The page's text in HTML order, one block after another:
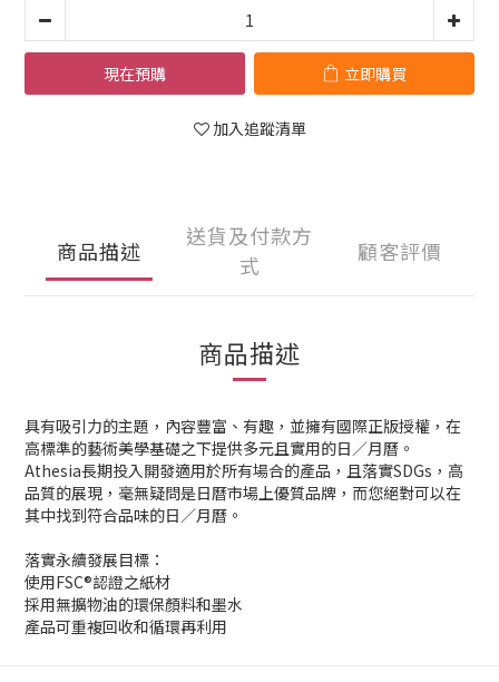
現在預購 立即購買
加入追蹤清單
商品描述
送貨及付款方
式
顧客評價
商品描述
具有吸引力的主題，內容豐富、有趣，並擁有國際正版授權，在
高標準的藝術美學基礎之下提供多元且實用的日／月曆。
Athesia長期投入開發適用於所有場合的產品，且落實SDGs，高
品質的展現，毫無疑問是日曆市場上優質品牌，而您絕對可以在
其中找到符合品味的日／月曆。
落實永續發展目標：
使用FSC®認證之紙材
採用無擴物油的環保顏料和墨水
產品可重複回收和循環再利用